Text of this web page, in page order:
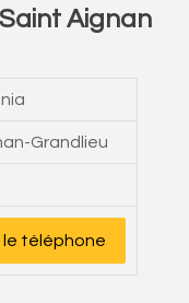
Aignan
Grandlieu
le téléphone